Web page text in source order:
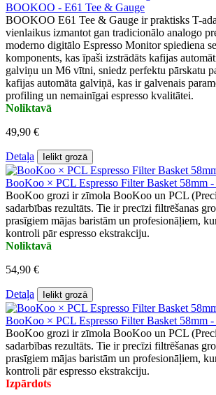
BOOKOO - E61 Tee & Gauge
BOOKOO E61 Tee & Gauge ir praktisks T-
vienlaikus izmantot gan tradicionālo analogo
moderno digitālo Espresso Monitor spiediena
komponents, kas īpaši izstrādāts kafijas
galviņu un M6 vītni, sniedz perfektu pārskatu
kafijas automāta galviņā, kas ir galvenais
profiling un nemainīgai espresso kvalitātei.
Noliktavā
49,90 €
Detaļa Ielikt grozā
BooKoo × PCL Espresso Filter Basket 58mm
BooKoo grozi ir zīmola BooKoo un PCL
sadarbības rezultāts. Tie ir precīzi filtrēšanas
prasīgiem mājas baristām un profesionāļiem,
kontroli pār espresso ekstrakciju.
Noliktavā
54,90 €
Detaļa Ielikt grozā
BooKoo × PCL Espresso Filter Basket 58mm
BooKoo grozi ir zīmola BooKoo un PCL
sadarbības rezultāts. Tie ir precīzi filtrēšanas
prasīgiem mājas baristām un profesionāļiem,
kontroli pār espresso ekstrakciju.
Izpārdots